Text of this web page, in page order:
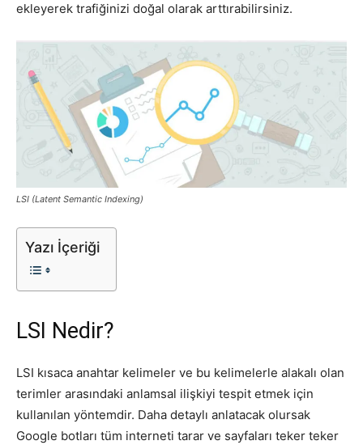
Tasarım,
UI/UX
ekleyerek trafiğinizi doğal olarak arttırabilirsiniz.
LSI (Latent Semantic Indexing)
Yazı İçeriği
LSI Nedir?
LSI kısaca anahtar kelimeler ve bu kelimelerle alakalı olan
terimler arasındaki anlamsal ilişkiyi tespit etmek için
kullanılan yöntemdir. Daha detaylı anlatacak olursak
Google botları tüm interneti tarar ve sayfaları teker teker